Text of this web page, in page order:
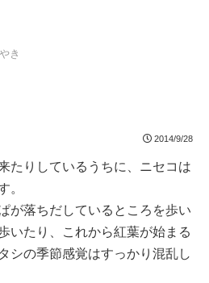
き
2014/9/28
たりしているうちに、ニセコは
。
が落ちだしているところを歩い
いたり、これから紅葉が始まる
シの季節感覚はすっかり混乱し